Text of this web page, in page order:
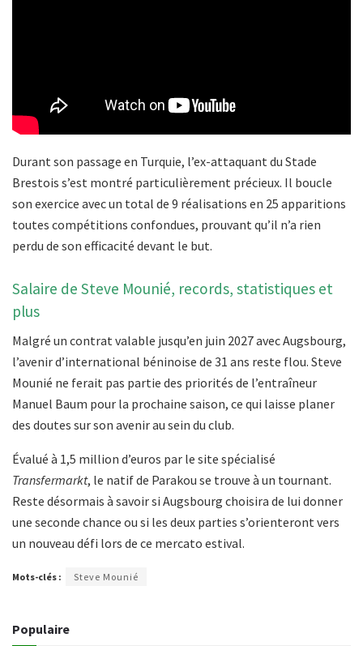
Durant son passage en Turquie, l’ex-attaquant du Stade
Brestois s’est montré particulièrement précieux. Il boucle
son exercice avec un total de 9 réalisations en 25 apparitions
toutes compétitions confondues, prouvant qu’il n’a rien
perdu de son efficacité devant le but.
Salaire de Steve Mounié, records, statistiques et
plus
Malgré un contrat valable jusqu’en juin 2027 avec Augsbourg,
l’avenir d’international béninoise de 31 ans reste flou. Steve
Mounié ne ferait pas partie des priorités de l’entraîneur
Manuel Baum pour la prochaine saison, ce qui laisse planer
des doutes sur son avenir au sein du club.
Évalué à 1,5 million d’euros par le site spécialisé
Transfermarkt, le natif de Parakou se trouve à un tournant.
Reste désormais à savoir si Augsbourg choisira de lui donner
une seconde chance ou si les deux parties s’orienteront vers
un nouveau défi lors de ce mercato estival.
Mots-clés : Steve Mounié
Populaire